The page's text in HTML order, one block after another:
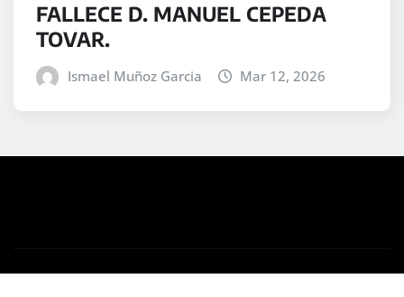
FALLECE D. MANUEL CEPEDA
TOVAR.
Ismael Muñoz Garcia Mar 12, 2026